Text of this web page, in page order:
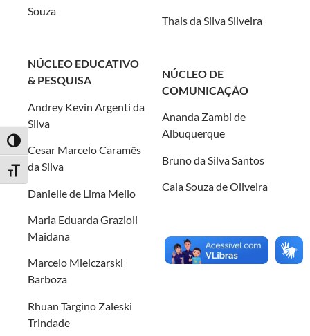
Alternar alto contraste
Alternar tamanho da fonte
Souza
NÚCLEO EDUCATIVO
& PESQUISA
Andrey Kevin Argenti da
Silva
Cesar Marcelo Caramês
da Silva
Danielle de Lima Mello
Maria Eduarda Grazioli
Maidana
Marcelo Mielczarski
Barboza
Rhuan Targino Zaleski
Trindade
Thais da Silva Silveira
NÚCLEO DE
COMUNICAÇÃO
Ananda Zambi de
Albuquerque
Bruno da Silva Santos
Cala Souza de Oliveira